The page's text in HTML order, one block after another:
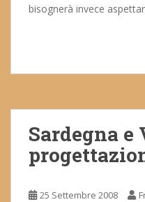
bisognerà invece
Sardegna e
25 Settembre 2008